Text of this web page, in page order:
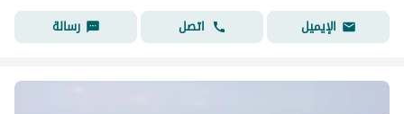
الإيميل
اتصل رسالة